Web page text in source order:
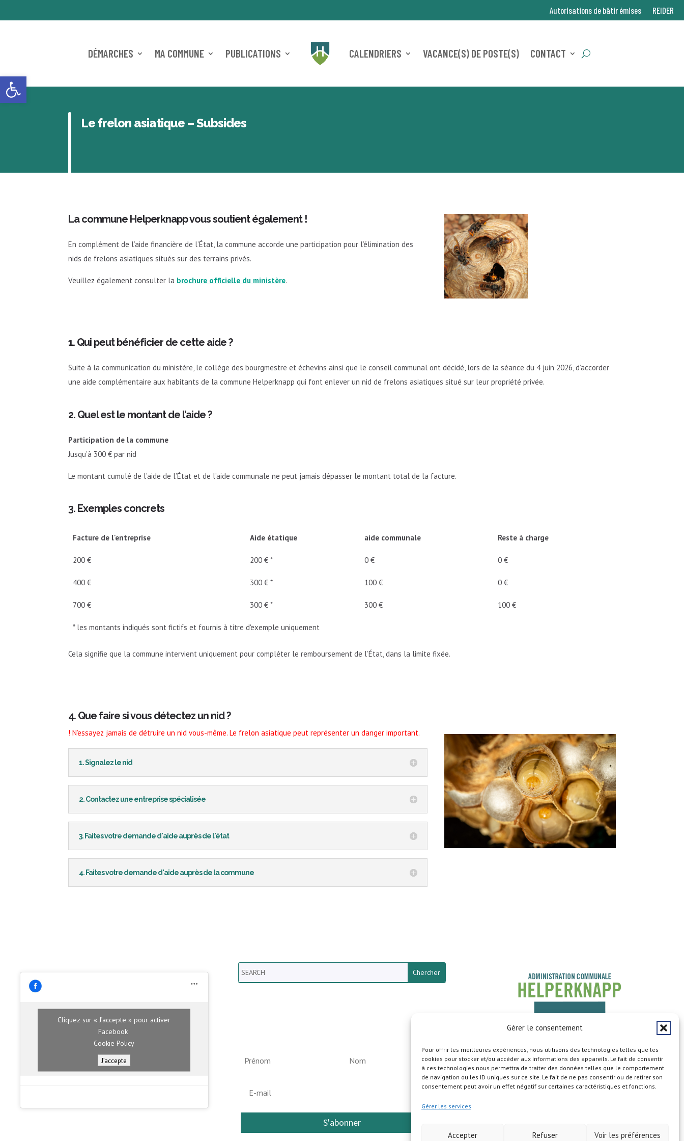
Ouvrir la barre d’outils
Gérer le consentement
Pour offrir les meilleures expériences, nous utilisons des technologies telles que les
cookies pour stocker et/ou accéder aux informations des appareils. Le fait de consentir
à ces technologies nous permettra de traiter des données telles que le comportement
de navigation ou les ID uniques sur ce site. Le fait de ne pas consentir ou de retirer son
consentement peut avoir un effet négatif sur certaines caractéristiques et fonctions.
Gérer les services
Accepter Refuser Voir les préférences
Autorisations de bâtir émises REIDER
DÉMARCHES MA COMMUNE PUBLICATIONS CALENDRIERS VACANCE(S) DE POSTE(S) CONTACT
Le frelon asiatique – Subsides
La commune Helperknapp vous soutient également !
En complément de l’aide financière de l’État, la commune accorde une participation pour l’élimination des
nids de frelons asiatiques situés sur des terrains privés.
Veuillez également consulter la brochure officielle du ministère.
1. Qui peut bénéficier de cette aide ?
Suite à la communication du ministère, le collège des bourgmestre et échevins ainsi que le conseil communal ont décidé, lors de la séance du 4 juin 2026, d’accorder
une aide complémentaire aux habitants de la commune Helperknapp qui font enlever un nid de frelons asiatiques situé sur leur propriété privée.
2. Quel est le montant de l’aide ?
Participation de la commune
Jusqu’à 300 € par nid
Le montant cumulé de l’aide de l’État et de l’aide communale ne peut jamais dépasser le montant total de la facture.
3. Exemples concrets
Facture de l'entreprise Aide étatique aide communale Reste à charge
200 € 200 € * 0 € 0 €
400 € 300 € * 100 € 0 €
700 € 300 € * 300 € 100 €
* les montants indiqués sont fictifs et fournis à titre d'exemple uniquement
Cela signifie que la commune intervient uniquement pour compléter le remboursement de l’État, dans la limite fixée.
4. Que faire si vous détectez un nid ?
! N’essayez jamais de détruire un nid vous-même. Le frelon asiatique peut représenter un danger important.
1. Signalez le nid
2. Contactez une entreprise spécialisée
3. Faites votre demande d'aide auprès de l'état
4. Faites votre demande d'aide auprès de la commune
Cliquez sur « J’accepte » pour activer
Facebook
Cookie Policy
J’accepte
Search
S'abonner